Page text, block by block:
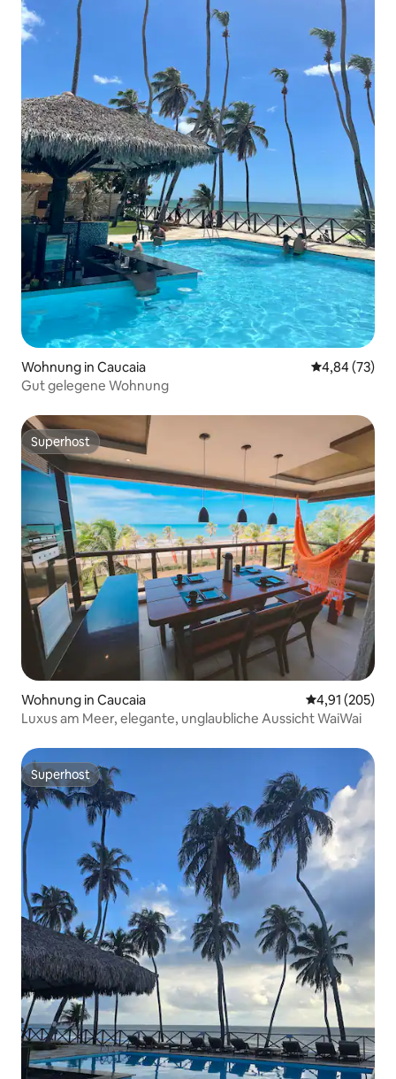
Wohnung in Caucaia
4,84 (73)
Gut gelegene Wohnung
Superhost
Superhost
Wohnung in Caucaia
4,91 (205)
Luxus am Meer, elegante, unglaubliche Aussicht WaiWai
Superhost
Superhost